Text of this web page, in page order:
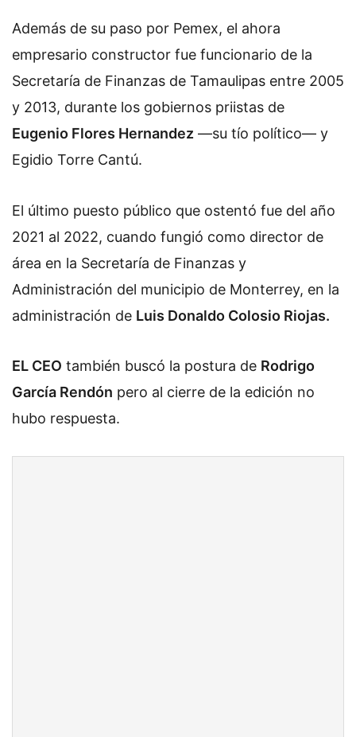
Además de su paso por Pemex, el ahora
empresario constructor fue funcionario de la
Secretaría de Finanzas de Tamaulipas entre 2005
y 2013, durante los gobiernos priistas de
Eugenio Flores Hernandez —su tío político— y
Egidio Torre Cantú.
El último puesto público que ostentó fue del año
2021 al 2022, cuando fungió como director de
área en la Secretaría de Finanzas y
Administración del municipio de Monterrey, en la
administración de Luis Donaldo Colosio Riojas.
EL CEO también buscó la postura de Rodrigo
García Rendón pero al cierre de la edición no
hubo respuesta.